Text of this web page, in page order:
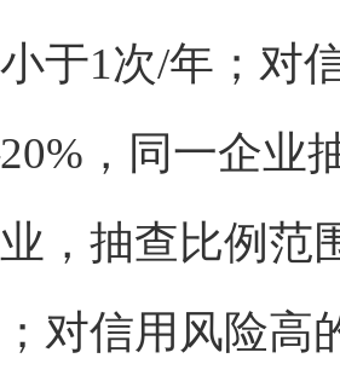
于1次/年；对
，同一企业
，抽查比例范
对信用风险高